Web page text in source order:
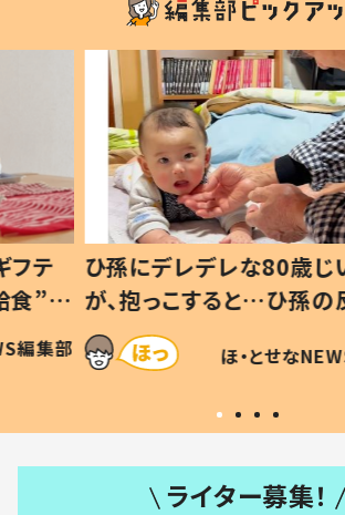
フテ
食”を
親
編集部
ひ孫にデレデレな80歳じ
が、抱っこすると…ひ孫の
「涙が出ました」「可愛くて
い」
ほ・とせな
ライター募集！